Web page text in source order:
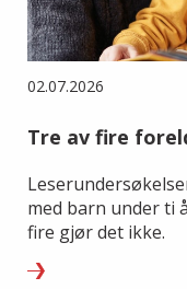
02.07.2026
Tre av fire
med barn under ti
fire gjør det ikke.